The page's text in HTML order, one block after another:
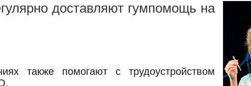
доставляют гумпомощь на
также помогают с трудоустройством